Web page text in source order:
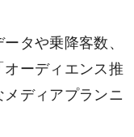
タや乗降客数、
オーディエンス推
ディアプランニ